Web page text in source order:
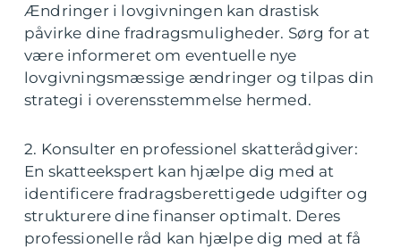
Ændringer i lovgivningen kan drastisk
påvirke dine fradragsmuligheder. Sørg for at
være informeret om eventuelle nye
lovgivningsmæssige ændringer og tilpas din
strategi i overensstemmelse hermed.
2. Konsulter en professionel skatterådgiver:
En skatteekspert kan hjælpe dig med at
identificere fradragsberettigede udgifter og
strukturere dine finanser optimalt. Deres
professionelle råd kan hjælpe dig med at få